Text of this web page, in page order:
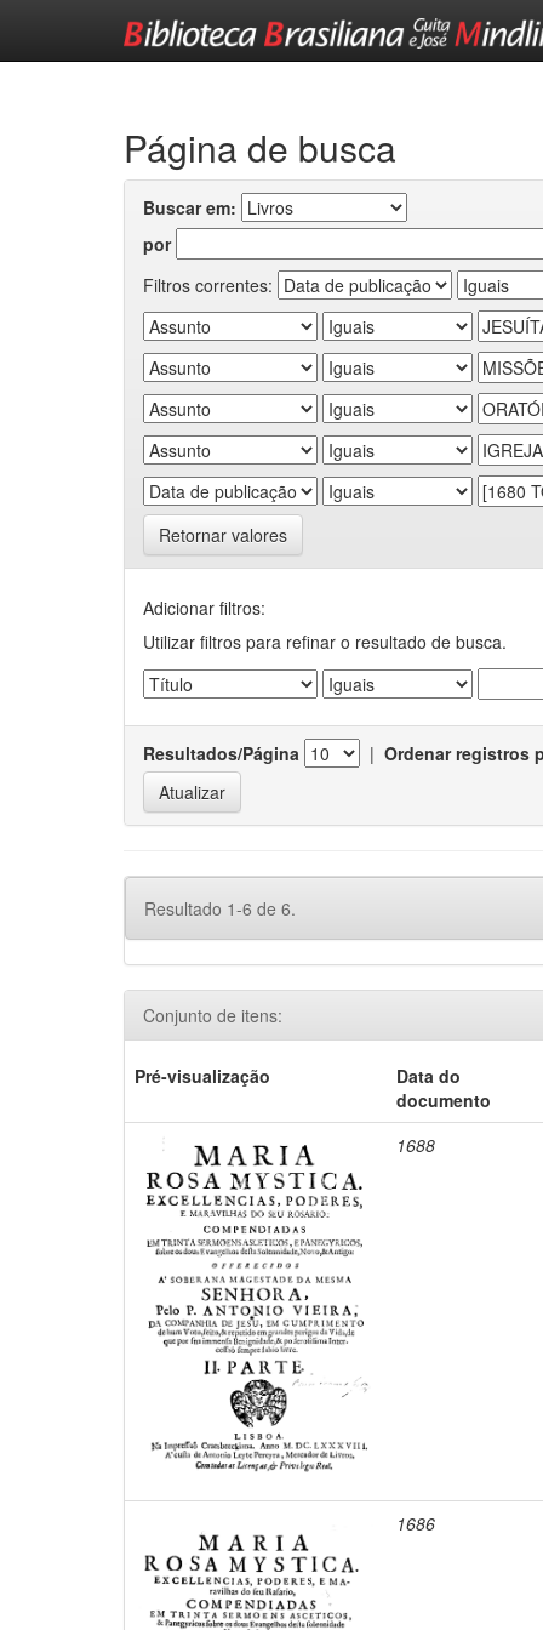
Página de busca
Buscar em:
por
Filtros correntes:
Retornar valores
Adicionar filtros:
Utilizar filtros para refinar o resultado de busca.
Resultados/Página | Ordenar registros
Resultado 1-6 de 6.
Conjunto de itens:
Pré-visualização
Data do
documento
1688
1686